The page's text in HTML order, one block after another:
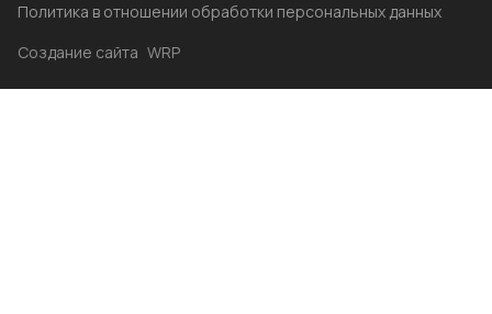
Политика в отношении обработки персональных данных
Создание сайта WRP